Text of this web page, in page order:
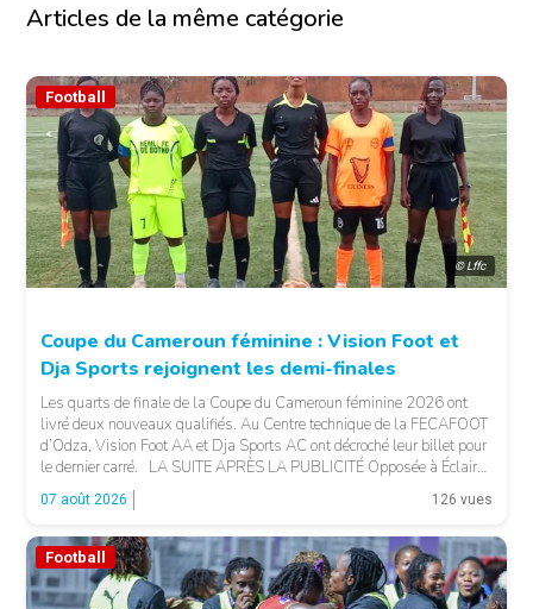
Articles de la même catégorie
© Lffc
Football
Coupe du Cameroun féminine : Vision Foot et
Dja Sports rejoignent les demi-finales
Les quarts de finale de la Coupe du Cameroun féminine 2026 ont
livré deux nouveaux qualifiés. Au Centre technique de la FECAFOOT
d’Odza, Vision Foot AA et Dja Sports AC ont décroché leur billet pour
le dernier carré. LA SUITE APRÈS LA PUBLICITÉ Opposée à Éclair
FF, Vision Foot a dû patienter jusqu’à la […]
07 août 2026 126 vues
Football